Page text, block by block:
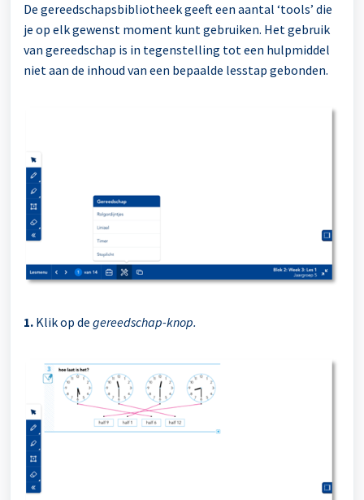
De gereedschapsbibliotheek geeft een aantal ‘tools’ die
je op elk gewenst moment kunt gebruiken. Het gebruik
van gereedschap is in tegenstelling tot een hulpmiddel
niet aan de inhoud van een bepaalde lesstap gebonden.
1. Klik op de gereedschap-knop.